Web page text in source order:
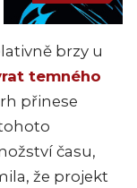
brzy u
temného
přinese
času,
že projekt